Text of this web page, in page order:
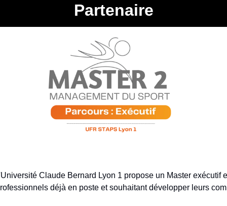
Partenaire
Claude Bernard Lyon 1 propose un Master exécutif
déjà en poste et souhaitant développer leurs